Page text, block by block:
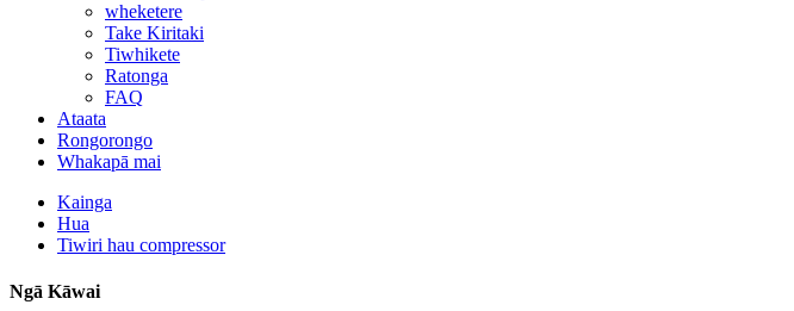
wheketere
Take Kiritaki
Tiwhikete
Ratonga
FAQ
Ataata
Rongorongo
Whakapā mai
Kainga
Hua
Tiwiri hau compressor
Ngā Kāwai